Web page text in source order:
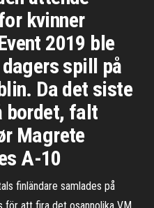
kvinner
2019 ble
spill på
Da det siste
bordet, falt
Magrete
A-10
finländare samlades på